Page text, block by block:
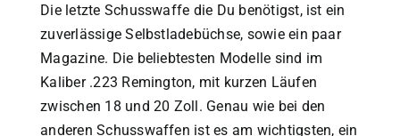
Die letzte Schusswaffe die Du benötigst, ist ein
zuverlässige Selbstladebüchse, sowie ein paar
Magazine. Die beliebtesten Modelle sind im
Kaliber .223 Remington, mit kurzen Läufen
zwischen 18 und 20 Zoll. Genau wie bei den
anderen Schusswaffen ist es am wichtigsten, ein